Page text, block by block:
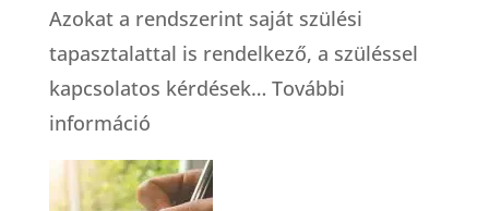
Azokat a rendszerint saját szülési
tapasztalattal is rendelkező, a szüléssel
kapcsolatos kérdések… További
információ:
Dúlaszolgálat
–